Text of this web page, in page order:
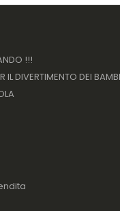
!!!
IL DIVERTIMENTO DEI